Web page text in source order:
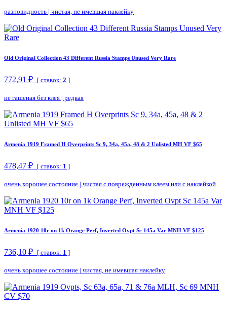
разновидность | чистая, не имевшая наклейку
Old Original Collection 43 Different Russia Stamps Unused Very Rare
772,91 ₽ [ ставок: 2 ]
не гашеная без клея | редкая
Armenia 1919 Framed H Overprints Sc 9, 34a, 45a, 48 & 2 Unlisted MH VF $65
478,47 ₽ [ ставок: 1 ]
очень хорошее состояние | чистая с поврежденным клеем или с наклейкой
Armenia 1920 10r on 1k Orange Perf, Inverted Ovpt Sc 145a Var MNH VF $125
736,10 ₽ [ ставок: 1 ]
очень хорошее состояние | чистая, не имевшая наклейку